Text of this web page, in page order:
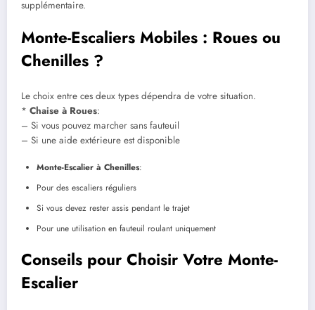
supplémentaire.
Monte-Escaliers Mobiles : Roues ou
Chenilles ?
Le choix entre ces deux types dépendra de votre situation.
* Chaise à Roues:
– Si vous pouvez marcher sans fauteuil
– Si une aide extérieure est disponible
Monte-Escalier à Chenilles:
Pour des escaliers réguliers
Si vous devez rester assis pendant le trajet
Pour une utilisation en fauteuil roulant uniquement
Conseils pour Choisir Votre Monte-
Escalier